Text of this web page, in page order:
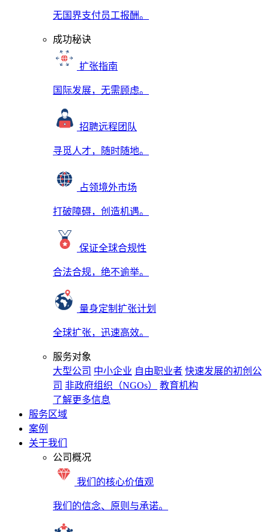
无国界支付员工报酬。
成功秘诀
扩张指南
国际发展，无需顾虑。
招聘远程团队
寻觅人才，随时随地。
占领境外市场
打破障碍，创造机遇。
保证全球合规性
合法合规，绝不逾举。
量身定制扩张计划
全球扩张，迅速高效。
服务对象
大型公司 中小企业 自由职业者 快速发展的初创公
司 非政府组织（NGOs）
教育机构
了解更多信息
服务区域
案例
关于我们
公司概况
我们的核心价值观
我们的信念、原则与承诺。